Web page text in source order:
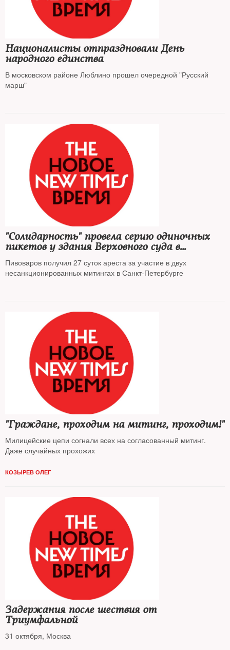
Националисты отпраздновали День
народного единства
В московском районе Люблино прошел очередной "Русский
марш"
"Солидарность" провела серию одиночных
пикетов у здания Верховного суда в
поддержку Андрея Пивоварова
Пивоваров получил 27 суток ареста за участие в двух
несанкционированных митингах в Санкт-Петербурге
"Граждане, проходим на митинг, проходим!"
Милицейские цепи согнали всех на согласованный митинг.
Даже случайных прохожих
КОЗЫРЕВ ОЛЕГ
Задержания после шествия от
Триумфальной
31 октября, Москва